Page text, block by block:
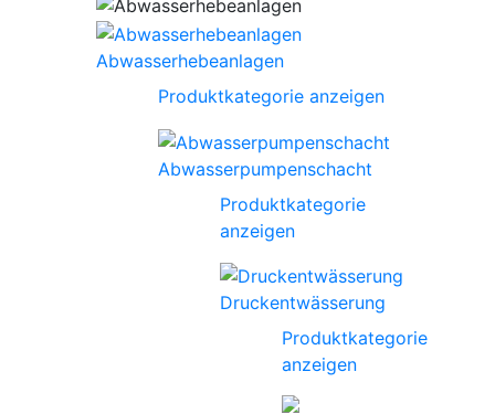
Abwasserhebeanlagen
Produktkategorie anzeigen
Abwasserpumpenschacht
Produktkategorie
anzeigen
Druckentwässerung
Produktkategorie
anzeigen